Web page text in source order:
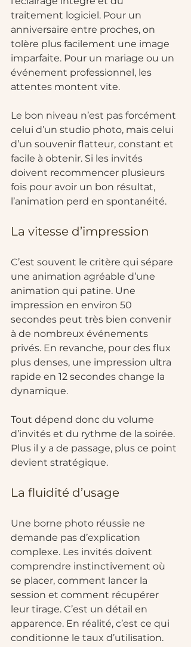
traitement logiciel. Pour un
anniversaire entre proches, on
tolère plus facilement une image
imparfaite. Pour un mariage ou un
événement professionnel, les
attentes montent vite.
Le bon niveau n’est pas forcément
celui d’un studio photo, mais celui
d’un souvenir flatteur, constant et
facile à obtenir. Si les invités
doivent recommencer plusieurs
fois pour avoir un bon résultat,
l’animation perd en spontanéité.
La vitesse d’impression
C’est souvent le critère qui sépare
une animation agréable d’une
animation qui patine. Une
impression en environ 50
secondes peut très bien convenir
à de nombreux événements
privés. En revanche, pour des flux
plus denses, une impression ultra
rapide en 12 secondes change la
dynamique.
Tout dépend donc du volume
d’invités et du rythme de la soirée.
Plus il y a de passage, plus ce point
devient stratégique.
La fluidité d’usage
Une borne photo réussie ne
demande pas d’explication
complexe. Les invités doivent
comprendre instinctivement où
se placer, comment lancer la
session et comment récupérer
leur tirage. C’est un détail en
apparence. En réalité, c’est ce qui
conditionne le taux d’utilisation.